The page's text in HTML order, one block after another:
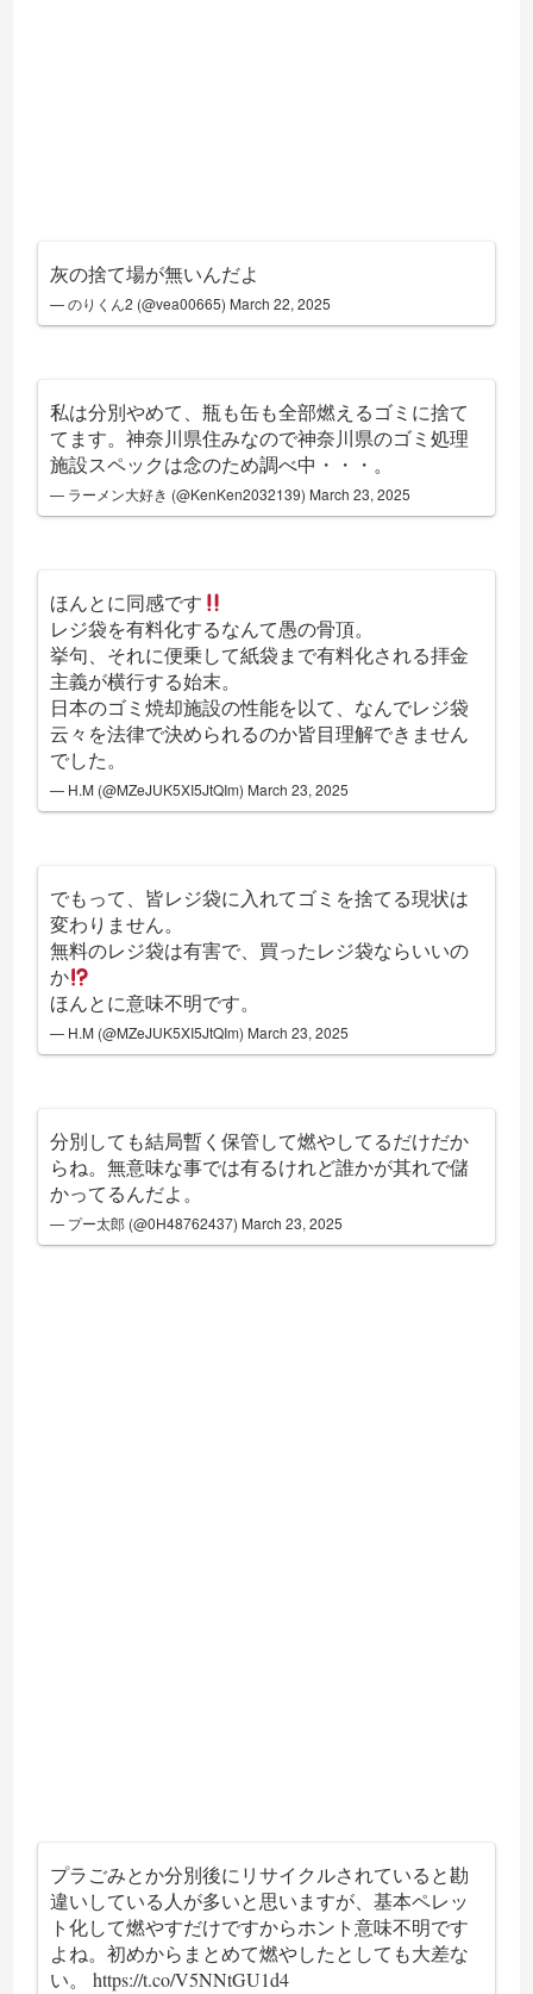
灰の捨て場が無いんだよ
— のりくん2 (@vea00665) March 22, 2025
私は分別やめて、瓶も缶も全部燃えるゴミに捨て
てます。神奈川県住みなので神奈川県のゴミ処理
施設スペックは念のため調べ中・・・。
— ラーメン大好き (@KenKen2032139) March 23, 2025
ほんとに同感です
レジ袋を有料化するなんて愚の骨頂。
挙句、それに便乗して紙袋まで有料化される拝金
主義が横行する始末。
日本のゴミ焼却施設の性能を以て、なんでレジ袋
云々を法律で決められるのか皆目理解できません
でした。
— H.M (@MZeJUK5XI5JtQIm) March 23, 2025
でもって、皆レジ袋に入れてゴミを捨てる現状は
変わりません。
無料のレジ袋は有害で、買ったレジ袋ならいいの
か
ほんとに意味不明です。
— H.M (@MZeJUK5XI5JtQIm) March 23, 2025
分別しても結局暫く保管して燃やしてるだけだか
らね。無意味な事では有るけれど誰かが其れで儲
かってるんだよ。
— プー太郎 (@0H48762437) March 23, 2025
プラごみとか分別後にリサイクルされていると勘
違いしている人が多いと思いますが、基本ペレッ
ト化して燃やすだけですからホント意味不明です
よね。初めからまとめて燃やしたとしても大差な
い。https://t.co/V5NNtGU1d4